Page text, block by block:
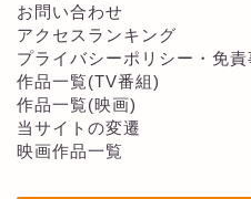
お問い合わせ
アクセスランキング
プライバシーポリシー・免責
作品一覧(TV番組)
作品一覧(映画)
当サイトの変遷
映画作品一覧